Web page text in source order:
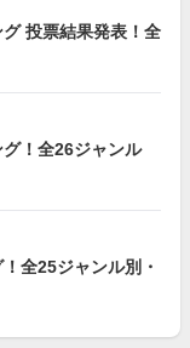
投票結果発表！全
グ！全26ジャンル
全25ジャンル別・